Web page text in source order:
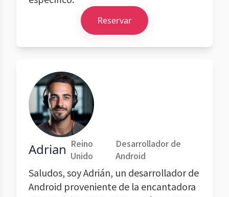
Reservar
Adrian Reino
Unido
Desarrollador de
Android
Saludos, soy Adrián, un desarrollador de
Android proveniente de la encantadora